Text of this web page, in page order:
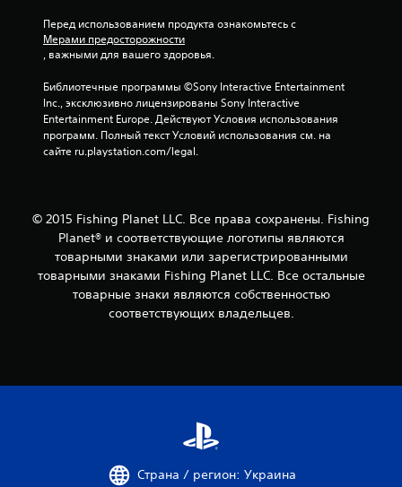
Перед использованием продукта ознакомьтесь с
Мерами предосторожности
, важными для вашего здоровья.
Библиотечные программы ©Sony Interactive Entertainment
Inc., эксклюзивно лицензированы Sony Interactive
Entertainment Europe. Действуют Условия использования
программ. Полный текст Условий использования см. на
сайте ru.playstation.com/legal.
© 2015 Fishing Planet LLC. Все права сохранены. Fishing
Planet® и соответствующие логотипы являются
товарными знаками или зарегистрированными
товарными знаками Fishing Planet LLC. Все остальные
товарные знаки являются собственностью
соответствующих владельцев.
Страна / регион: Украина